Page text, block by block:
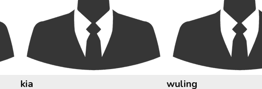
kia wuling